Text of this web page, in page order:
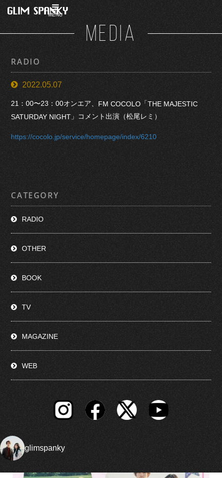
MENU
MEDIA
RADIO
2022.05.07
21：00〜23：00オンエア、 FM COCOLO 「THE MAJESTIC
SATURDAY NIGHT」コメント出演（松尾レミ）
https://cocolo.jp/service/homepage/index/6210
CATEGORY
RADIO
OTHER
BOOK
TV
MAGAZINE
WEB
glimspanky